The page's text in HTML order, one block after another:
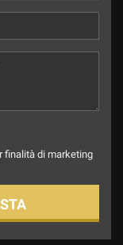
finalità di marketing